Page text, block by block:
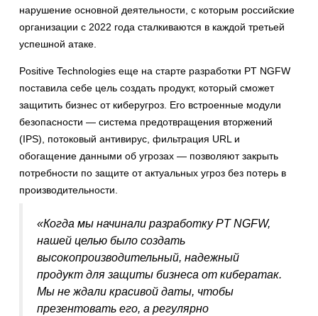
нарушение основной деятельности, с которым российские
организации с 2022 года сталкиваются в каждой третьей
успешной атаке.
Positive Technologies еще на старте разработки PT NGFW
поставила себе цель создать продукт, который сможет
защитить бизнес от киберугроз. Его встроенные модули
безопасности — система предотвращения вторжений
(IPS), потоковый антивирус, фильтрация URL и
обогащение данными об угрозах — позволяют закрыть
потребности по защите от актуальных угроз без потерь в
производительности.
«Когда мы начинали разработку PT NGFW,
нашей целью было создать
высокопроизводительный, надежный
продукт для защиты бизнеса от кибератак.
Мы не ждали красивой даты, чтобы
презентовать его, а регулярно